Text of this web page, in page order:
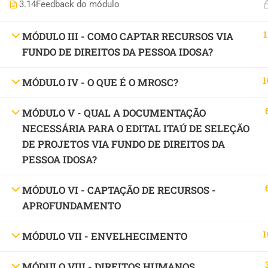
3.14Feedback do módulo
MÓDULO III - COMO CAPTAR RECURSOS VIA
FUNDO DE DIREITOS DA PESSOA IDOSA?
MÓDULO IV - O QUE É O MROSC?
MÓDULO V - QUAL A DOCUMENTAÇÃO
NECESSÁRIA PARA O EDITAL ITAÚ DE SELEÇÃO
DE PROJETOS VIA FUNDO DE DIREITOS DA
PESSOA IDOSA?
MÓDULO VI - CAPTAÇÃO DE RECURSOS -
APROFUNDAMENTO
MÓDULO VII - ENVELHECIMENTO